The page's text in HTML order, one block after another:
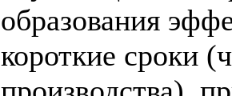
образования
короткие сроки